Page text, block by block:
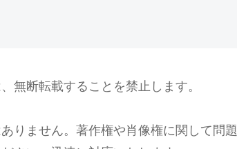
無断転載することを禁止します。
りません。著作権や肖像権に関して問題